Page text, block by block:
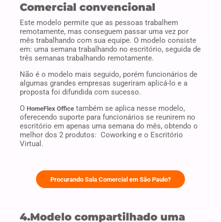
Comercial convencional
Este modelo permite que as pessoas trabalhem
remotamente, mas conseguem passar uma vez por
mês trabalhando com sua equipe. O modelo consiste
em: uma semana trabalhando no escritório, seguida de
três semanas trabalhando remotamente.
Não é o modelo mais seguido, porém funcionários de
algumas grandes empresas sugeriram aplicá-lo e a
proposta foi difundida com sucesso.
O HomeFlex Office também se aplica nesse modelo,
oferecendo suporte para funcionários se reunirem no
escritório em apenas uma semana do mês, obtendo o
melhor dos 2 produtos: Coworking e o Escritório
Virtual.
Procurando Sala Comercial em São Paulo?
4.Modelo compartilhado uma